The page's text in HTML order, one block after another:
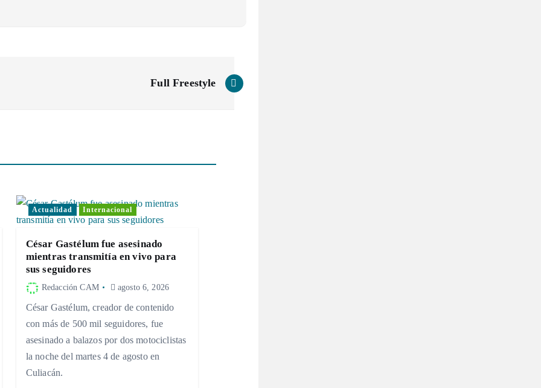
Full Freestyle
Actualidad Internacional
César Gastélum fue asesinado
mientras transmitía en vivo para
sus seguidores
Redacción CAM agosto 6, 2026
César Gastélum, creador de contenido
con más de 500 mil seguidores, fue
asesinado a balazos por dos motociclistas
la noche del martes 4 de agosto en
Culiacán.